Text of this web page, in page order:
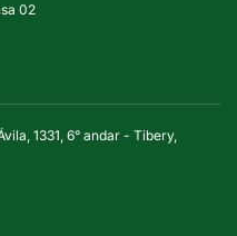
02
1331, 6° andar - Tibery,